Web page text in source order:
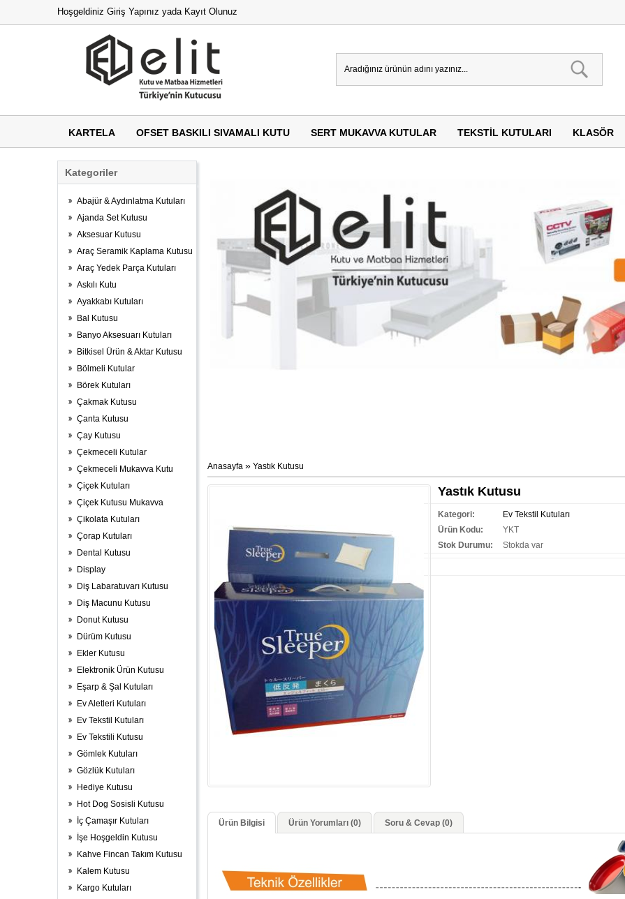
Hoşgeldiniz Giriş Yapınız yada Kayıt Olunuz
KARTELA OFSET BASKILI SIVAMALI KUTU SERT MUKAVVA KUTULAR TEKSTIL KUTULARI KLASÖR
Kategoriler
Abajür & Aydınlatma Kutuları
Ajanda Set Kutusu
Aksesuar Kutusu
Araç Seramik Kaplama Kutusu
Araç Yedek Parça Kutuları
Askılı Kutu
Ayakkabı Kutuları
Bal Kutusu
Banyo Aksesuarı Kutuları
Bitkisel Ürün & Aktar Kutusu
Bölmeli Kutular
Börek Kutuları
Çakmak Kutusu
Çanta Kutusu
Çay Kutusu
Çekmeceli Kutular
Çekmeceli Mukavva Kutu
Çiçek Kutuları
Çiçek Kutusu Mukavva
Çikolata Kutuları
Çorap Kutuları
Dental Kutusu
Display
Diş Labaratuvarı Kutusu
Diş Macunu Kutusu
Donut Kutusu
Dürüm Kutusu
Ekler Kutusu
Elektronik Ürün Kutusu
Eşarp & Şal Kutuları
Ev Aletleri Kutuları
Ev Tekstil Kutuları
Ev Tekstili Kutusu
Gömlek Kutuları
Gözlük Kutuları
Hediye Kutusu
Hot Dog Sosisli Kutusu
İç Çamaşır Kutuları
İşe Hoşgeldin Kutusu
Kahve Fincan Takım Kutusu
Kalem Kutusu
Kargo Kutuları
Anasayfa » Yastık Kutusu
Yastık Kutusu
Kategori:
Ev Tekstil Kutuları
Ürün Kodu:
YKT
Stok Durumu:
Stokda var
Ürün Bilgisi Ürün Yorumları (0) Soru & Cevap (0)